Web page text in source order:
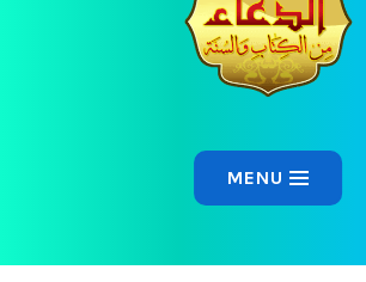
MENU